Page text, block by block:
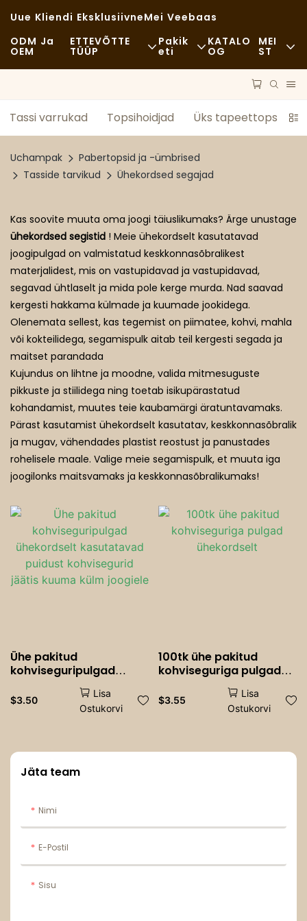
Uue Kliendi EksklusiivneMei Veebaas
ODM Ja
OEM
ETTEVÕTTE
TÜÜP
Vabaaja
Kohvikud Ja Kohvikud
Toidukärud
Pagariäri
Rasvane Lusikas
Kummitusrestoranid
Pakik
Eti
Transport
Tehnoloogia
KATALO
OG
MEI
ST
Uudised
Tassi varrukad Topsihoidjad Üks tapeettops
Uchampak
Pabertopsid ja -ümbrised
Tasside tarvikud
Ühekordsed segajad
Kas soovite muuta oma joogi täiuslikumaks? Ärge unustage
ühekordsed segistid ! Meie ühekordselt kasutatavad
joogipulgad on valmistatud keskkonnasõbralikest
materjalidest, mis on vastupidavad ja vastupidavad,
segavad ühtlaselt ja mida pole kerge murda. Nad saavad
kergesti hakkama külmade ja kuumade jookidega.
Olenemata sellest, kas tegemist on piimatee, kohvi, mahla
või kokteilidega, segamispulk aitab teil kergesti segada ja
maitset parandada
Kujundus on lihtne ja moodne, valida mitmesuguste
pikkuste ja stiilidega ning toetab isikupärastatud
kohandamist, muutes teie kaubamärgi äratuntavamaks.
Pärast kasutamist ühekordselt kasutatav, keskkonnasõbralik
ja mugav, vähendades plastist reostust ja panustades
rohelisele maale. Valige meie segamispulk, et muuta iga
joogilonks maitsvamaks ja keskkonnasõbralikumaks!
Ühe pakitud
kohviseguripulgad
kasutatavad puidust
kohvisegurid jäätis
$3.50
Lisa
Ostukorvi
100tk ühe pakitud
kohviseguriga pulgad
$3.55
Lisa
Ostukorvi
Jäta team
Nimi
E-Postil
Sisu